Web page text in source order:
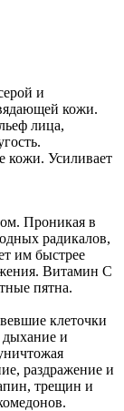
и
кожи.
лица,
кожи. Усиливает
Проникая в
радикалов,
им быстрее
Витамин С
пятна.
клеточки
дыхание и
раздражение и
трещин и